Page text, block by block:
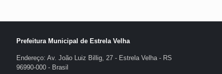
Prefeitura Municipal de Estrela Velha
Endereço: Av. João Luiz Billig, 27 - Estrela Velha - RS
96990-000 - Brasil